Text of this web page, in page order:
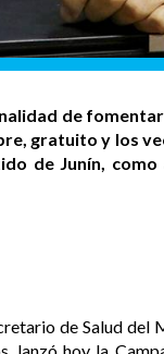
de
gratuito y los
de Junín,
de Salud del